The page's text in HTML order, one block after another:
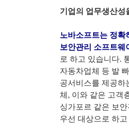
기업의 업무생산성
노바소프트는 정확
보안관리 소프트웨
로 하고 있습니다.
자동차업체 등 발
공서비스를 제공하
체, 이와 같은 고객
싱가포르 같은 보
우선 대상으로 하